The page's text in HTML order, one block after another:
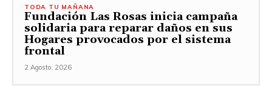
TODA TU MAÑANA
Fundación Las Rosas inicia campaña
solidaria para reparar daños en sus
Hogares provocados por el sistema
frontal
2 Agosto, 2026